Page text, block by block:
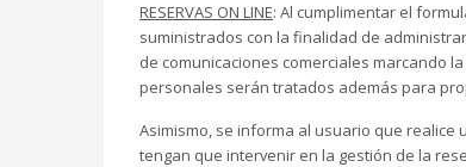
RESERVAS ON LINE: Al cumplimentar el
suministrados con la finalidad de
de comunicaciones comerciales marcando
personales serán tratados además para
Asimismo, se informa al usuario que
tengan que intervenir en la gestión de la